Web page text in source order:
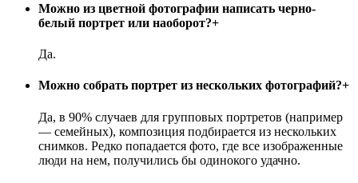
Можно из цветной фотографии написать черно-
белый портрет или наоборот?+
Да.
Можно собрать портрет из нескольких фотографий?+
Да, в 90% случаев для групповых портретов (например
— семейных), композиция подбирается из нескольких
снимков. Редко попадается фото, где все изображенные
люди на нем, получились бы одинокого удачно.